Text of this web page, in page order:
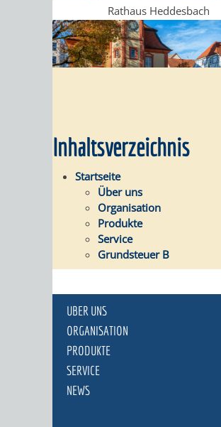
Rathaus Heddesbach
Rathaus Heiligkreuzsteinach
Inhaltsverzeichnis
Startseite
Über uns
Organisation
Produkte
Service
Grundsteuer B
ÜBER UNS
ORGANISATION
PRODUKTE
SERVICE
NEWS